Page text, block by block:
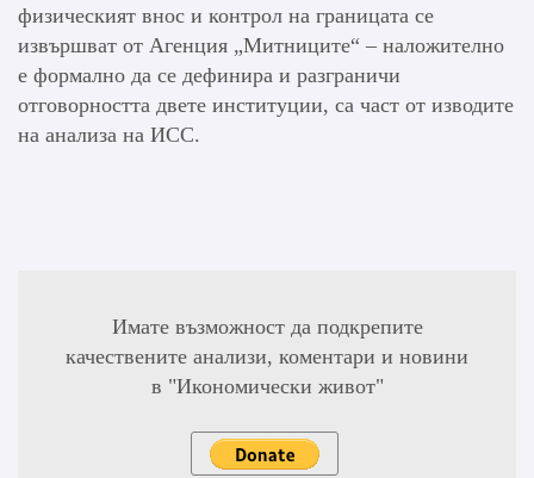
физическият внос и контрол на границата се
извършват от Агенция „Митниците“ – наложително
е формално да се дефинира и разграничи
отговорността двете институции, са част от изводите
на анализа на ИСС.
Имате възможност да подкрепите
качествените анализи, коментари и новини
в "Икономически живот"